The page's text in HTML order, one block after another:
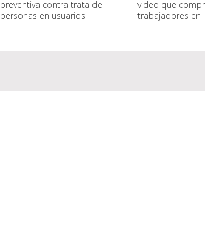
preventiva contra trata de
personas en usuarios
video que
trabajadores en